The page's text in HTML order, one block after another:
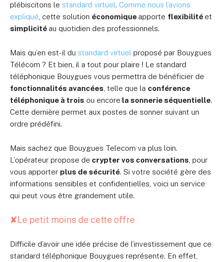
plébiscitons le standard virtuel. Comme nous l’avions
expliqué , cette solution économiqueapporte flexibilitéet
simplicitéau quotidien des professionnels.
Mais qu’en est-il du standard virtuel proposé par Bouygues
Télécom ? Et bien, il a tout pour plaire ! Le standard
téléphonique Bouygues vous permettra de bénéficier de
fonctionnalités avancées , telle que la conférence
téléphonique à trois ou encore la sonnerie séquentielle.
Cette dernière permet aux postes de sonner suivant un
ordre prédéfini.
Mais sachez que Bouygues Telecom va plus loin.
L’opérateur propose de crypter vos conversations , pour
vous apporter plus de sécurité. Si votre société gère des
informations sensibles et confidentielles, voici un service
qui peut vous être grandement utile.
✘Le petit moins de cette offre
Difficile d’avoir une idée précise de l’investissement que ce
standard téléphonique Bouygues représente. En effet,